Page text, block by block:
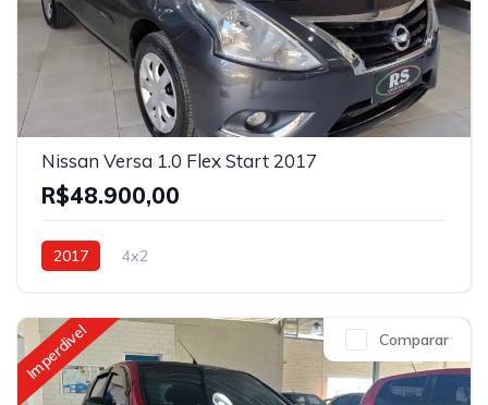
Nissan Versa 1.0 Flex Start 2017
R$48.900,00
2017 4x2
Imperdivel Comparar